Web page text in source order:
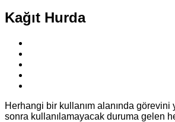
Kağıt Hurda
Herhangi bir kullanım alanında görevini
sonra kullanılamayacak duruma gelen